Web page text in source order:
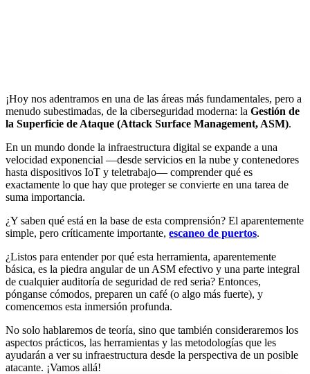
¡Hoy nos adentramos en una de las áreas más fundamentales, pero a
menudo subestimadas, de la ciberseguridad moderna: la Gestión de
la Superficie de Ataque (Attack Surface Management, ASM).
En un mundo donde la infraestructura digital se expande a una
velocidad exponencial —desde servicios en la nube y contenedores
hasta dispositivos IoT y teletrabajo— comprender qué es
exactamente lo que hay que proteger se convierte en una tarea de
suma importancia.
¿Y saben qué está en la base de esta comprensión? El aparentemente
simple, pero críticamente importante, escaneo de puertos.
¿Listos para entender por qué esta herramienta, aparentemente
básica, es la piedra angular de un ASM efectivo y una parte integral
de cualquier auditoría de seguridad de red seria? Entonces,
pónganse cómodos, preparen un café (o algo más fuerte), y
comencemos esta inmersión profunda.
No solo hablaremos de teoría, sino que también consideraremos los
aspectos prácticos, las herramientas y las metodologías que les
ayudarán a ver su infraestructura desde la perspectiva de un posible
atacante. ¡Vamos allá!